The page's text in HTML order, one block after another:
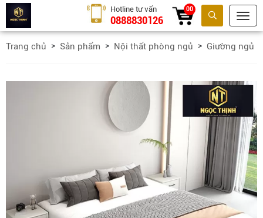
Tìm kiếm
Hotline tư vấn
0888830126
00
Trang chủ Sản phẩm Nội thất phòng ngủ Giường ngủ